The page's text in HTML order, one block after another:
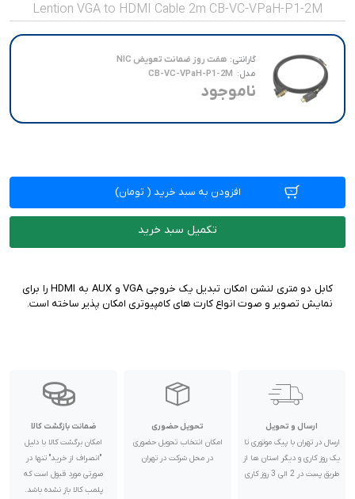
Lention VGA to HDMI Cable 2m CB-VC-VPaH-P1-2M
گارانتی: هفت روز ضمانت تعویض NIC
مدل: CB-VC-VPaH-P1-2M
ناموجود
افزودن به سبد خرید ( تومان)
تکمیل سبد خرید
کابل دو متری لنشن امکان تبدیل یک خروجی VGA و AUX به HDMI را برای
نمایش تصویر و صوت انواع کارت های کامپیوتری امکان پذیر ساخته است.
ارسال و تحویل
ارسال در تهران با پیک موتوری تا
یک روز کاری و دیگر استان ها از
طریق پست در 2 الی 3 روز کاری
تحویل حضوری
امکان انتخاب تحویل حضوری
در محل شرکت در تهران
ضمانت بازگشت کالا
امکان برگشت کالا با دلیل
"انصراف از خرید" تنها در
صورتی مورد قبول است که
پلمب کالا باز نشده باشد.